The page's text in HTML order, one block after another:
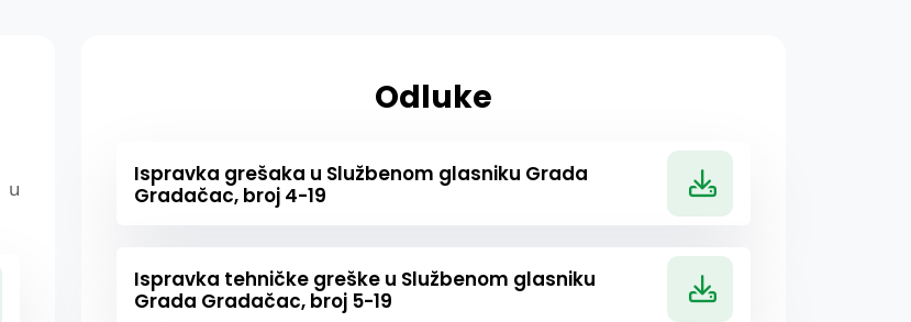
u
Odluke
Ispravka grešaka u Službenom glasniku Grada
Gradačac, broj 4-19
Ispravka tehničke greške u Službenom glasniku
Grada Gradačac, broj 5-19